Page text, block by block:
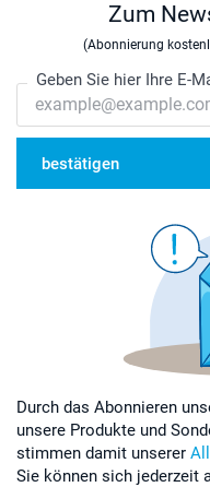
Zum
(Abonnierung
Geben Sie hier Ihre E-
bestätigen
Durch das Abonnieren
unsere Produkte und
stimmen damit unserer
Sie können sich jederzeit